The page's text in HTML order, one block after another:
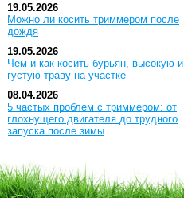
19.05.2026
Можно ли косить триммером после
дождя
19.05.2026
Чем и как косить бурьян, высокую и
густую траву на участке
08.04.2026
5 частых проблем с триммером: от
глохнущего двигателя до трудного
запуска после зимы